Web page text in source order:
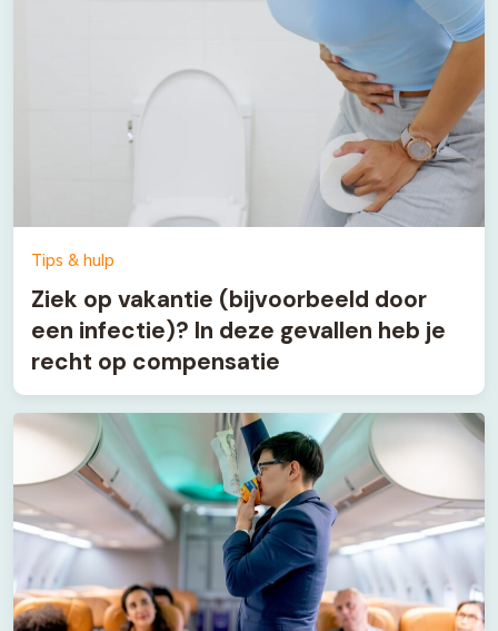
Tips & hulp
Ziek op vakantie (bijvoorbeeld door
een infectie)? In deze gevallen heb je
recht op compensatie